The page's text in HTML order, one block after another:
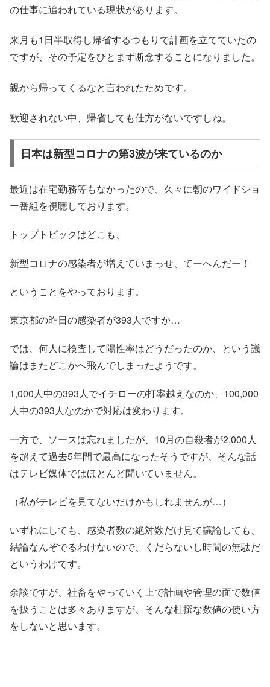
の仕事に追われている現状があります。
来月も1日半取得し帰省するつもりで計画を立てていたの
ですが、その予定をひとまず断念することになりました。
親から帰ってくるなと言われたためです。
歓迎されない中、帰省しても仕方がないですしね。
日本は新型コロナの第3波が来ているのか
最近は在宅勤務等もなかったので、久々に朝のワイドショ
ー番組を視聴しております。
トップトピックはどこも、
新型コロナの感染者が増えていまっせ、てーへんだー！
ということをやっております。
東京都の昨日の感染者が393人ですか…
では、何人に検査して陽性率はどうだったのか、という議
論はまたどこかへ飛んでしまったようです。
1,000人中の393人でイチローの打率越えなのか、100,000
人中の393人なのかで対応は変わります。
一方で、ソースは忘れましたが、10月の自殺者が2,000人
を超えて過去5年間で最高になったそうですが、そんな話
はテレビ媒体ではほとんど聞いていません。
（私がテレビを見てないだけかもしれませんが…）
いずれにしても、感染者数の絶対数だけ見て議論しても、
結論なんぞでるわけないので、くだらないし時間の無駄だ
というわけです。
余談ですが、社畜をやっていく上で計画や管理の面で数値
を扱うことは多々ありますが、そんな杜撰な数値の使い方
をしないと思います。